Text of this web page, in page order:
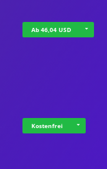
Ab 46,04 USD
Kostenfrei